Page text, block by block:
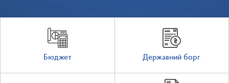
Бюджет Державний борг